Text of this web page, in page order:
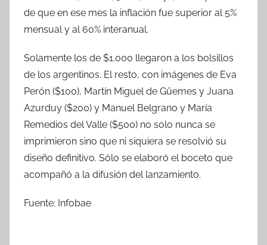
de que en ese mes la inflación fue superior al 5%
mensual y al 60% interanual.
Solamente los de $1.000 llegaron a los bolsillos
de los argentinos. El resto, con imágenes de Eva
Perón ($100), Martín Miguel de Güemes y Juana
Azurduy ($200) y Manuel Belgrano y María
Remedios del Valle ($500) no solo nunca se
imprimieron sino que ni siquiera se resolvió su
diseño definitivo. Sólo se elaboró el boceto que
acompañó a la difusión del lanzamiento.
Fuente: Infobae